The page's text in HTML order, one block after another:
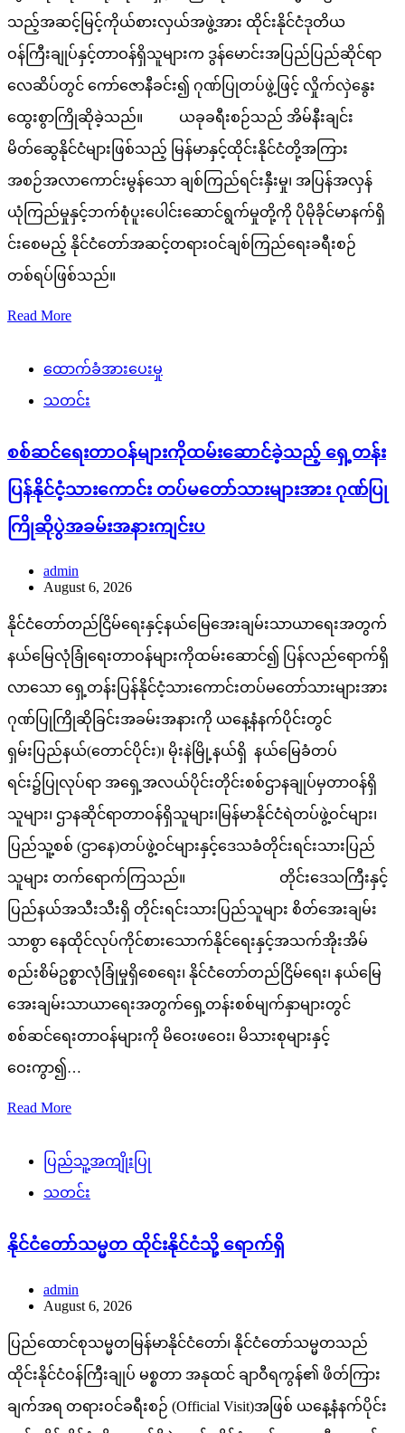
သည့်အဆင့်မြင့်ကိုယ်စားလှယ်အဖွဲ့အား ထိုင်းနိုင်ငံဒုတိယ
ဝန်ကြီးချုပ်နှင့်တာဝန်ရှိသူများက ဒွန်မောင်းအပြည်ပြည်ဆိုင်ရာ
လေဆိပ်တွင် ကော်ဇောနီခင်း၍ ဂုဏ်ပြုတပ်ဖွဲ့ဖြင့် လှိုက်လှဲနွေး
ထွေးစွာကြိုဆိုခဲ့သည်။ ယခုခရီးစဉ်သည် အိမ်နီးချင်း
မိတ်ဆွေနိုင်ငံများဖြစ်သည့် မြန်မာနှင့်ထိုင်းနိုင်ငံတို့အကြား
အစဉ်အလာကောင်းမွန်သော ချစ်ကြည်ရင်းနှီးမှု၊ အပြန်အလှန်
ယုံကြည်မှုနှင့်ဘက်စုံပူးပေါင်းဆောင်ရွက်မှုတို့ကို ပိုမိုခိုင်မာနက်ရှိ
င်းစေမည့် နိုင်ငံတော်အဆင့်တရားဝင်ချစ်ကြည်ရေးခရီးစဉ်
တစ်ရပ်ဖြစ်သည်။
Read More
ထောက်ခံအားပေးမှု
သတင်း
စစ်ဆင်ရေးတာဝန်များကိုထမ်းဆောင်ခဲ့သည့် ရှေ့တန်း
ပြန်နိုင်ငံ့သားကောင်း တပ်မတော်သားများအား ဂုဏ်ပြု
ကြိုဆိုပွဲအခမ်းအနားကျင်းပ
admin
August 6, 2026
နိုင်ငံတော်တည်ငြိမ်ရေးနှင့်နယ်မြေအေးချမ်းသာယာရေးအတွက်
နယ်မြေလုံခြုံရေးတာဝန်များကိုထမ်းဆောင်၍ ပြန်လည်ရောက်ရှိ
လာသော ရှေ့တန်းပြန်နိုင်ငံ့သားကောင်းတပ်မတော်သားများအား
ဂုဏ်ပြုကြိုဆိုခြင်းအခမ်းအနားကို ယနေ့နံနက်ပိုင်းတွင်
ရှမ်းပြည်နယ်(တောင်ပိုင်း)၊ မိုးနဲမြို့နယ်ရှိ နယ်မြေခံတပ်
ရင်း၌ပြုလုပ်ရာ အရှေ့အလယ်ပိုင်းတိုင်းစစ်ဌာနချုပ်မှတာဝန်ရှိ
သူများ၊ ဌာနဆိုင်ရာတာဝန်ရှိသူများ၊မြန်မာနိုင်ငံရဲတပ်ဖွဲ့ဝင်များ၊
ပြည်သူ့စစ် (ဌာနေ)တပ်ဖွဲ့ဝင်များနှင့်ဒေသခံတိုင်းရင်းသားပြည်
သူများ တက်ရောက်ကြသည်။ တိုင်းဒေသကြီးနှင့်
ပြည်နယ်အသီးသီးရှိ တိုင်းရင်းသားပြည်သူများ စိတ်အေးချမ်း
သာစွာ နေထိုင်လုပ်ကိုင်စားသောက်နိုင်ရေးနှင့်အသက်အိုးအိမ်
စည်းစိမ်ဥစ္စာလုံခြုံမှုရှိစေရေး၊ နိုင်ငံတော်တည်ငြိမ်ရေး၊ နယ်မြေ
အေးချမ်းသာယာရေးအတွက်ရှေ့တန်းစစ်မျက်နှာများတွင်
စစ်ဆင်ရေးတာဝန်များကို မိဝေးဖဝေး၊ မိသားစုများနှင့်
ဝေးကွာ၍…
Read More
ပြည်သူ့အကျိုးပြု
သတင်း
နိုင်ငံတော်သမ္မတ ထိုင်းနိုင်ငံသို့ ရောက်ရှိ
admin
August 6, 2026
ပြည်ထောင်စုသမ္မတမြန်မာနိုင်ငံတော်၊ နိုင်ငံတော်သမ္မတသည်
ထိုင်းနိုင်ငံဝန်ကြီးချုပ် မစ္စတာ အနုထင် ချာဝီရကွန်၏ ဖိတ်ကြား
ချက်အရ တရားဝင်ခရီးစဉ် (Official Visit)အဖြစ် ယနေ့နံနက်ပိုင်း